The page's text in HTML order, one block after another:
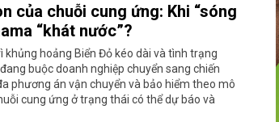
của chuỗi cung ứng: Khi “sóng
“khát nước”?
khủng hoảng Biển Đỏ kéo dài và tình trạng
buộc doanh nghiệp chuyển sang chiến
phương án vận chuyển và bảo hiểm theo mô
cung ứng ở trạng thái có thể dự báo và